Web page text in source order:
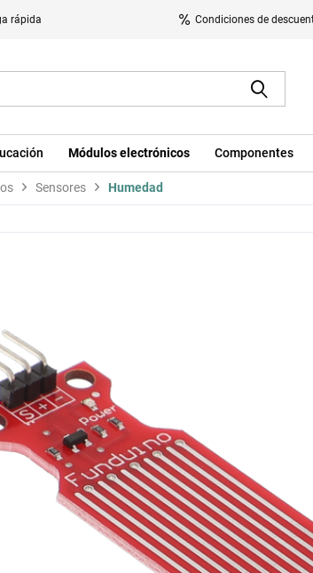
rápida Condiciones de
Módulos electrónicos Componentes
Sensores Humedad